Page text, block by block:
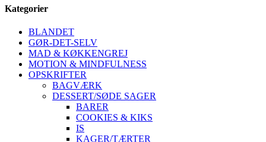
Kategorier
BLANDET
GØR-DET-SELV
MAD & KØKKENGREJ
MOTION & MINDFULNESS
OPSKRIFTER
BAGVÆRK
DESSERT/SØDE SAGER
BARER
COOKIES & KIKS
IS
KAGER/TÆRTER